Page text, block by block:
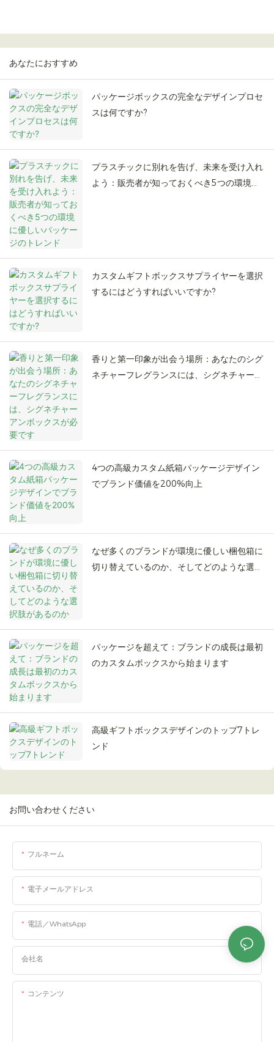
あなたにおすすめ
パッケージボックスの完全なデザインプロセ
スは何ですか?
プラスチックに別れを告げ、未来を受け入れ
よう：販売者が知っておくべき5つの環境に
カスタムギフトボックスサプライヤーを選択
するにはどうすればいいですか?
香りと第一印象が出会う場所：あなたのシグ
ネチャーフレグランスには、シグネチャーア
4つの高級カスタム紙箱パッケージデザイン
でブランド価値を200%向上
なぜ多くのブランドが環境に優しい梱包箱に
切り替えているのか、そしてどのような選択
パッケージを超えて：ブランドの成長は最初
のカスタムボックスから始まります
高級ギフトボックスデザインのトップ7トレ
ンド
お問い合わせください
フルネーム
電子メールアドレス
電話／WhatsApp
会社名
コンテンツ